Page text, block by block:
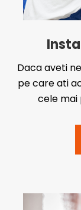
Daca aveti
pe care ati
cele mai